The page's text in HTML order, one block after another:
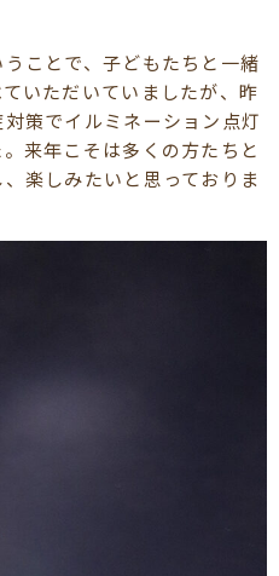
ことで、子どもたちと一緒
いただいていましたが、昨
策でイルミネーション点灯
来年こそは多くの方たちと
楽しみたいと思っておりま